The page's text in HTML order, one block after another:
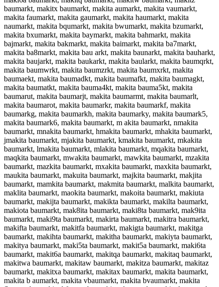
baumarkt, makitx baumarkt, makita aumarkt, makita vaumarkt,
makita faumarkt, makita gaumarkt, makita haumarkt, makita
naumarkt, makita bqumarkt, makita bwumarkt, makita bzumarkt,
makita bxumarkt, makita baymarkt, makita bahmarkt, makita
bajmarkt, makita bakmarkt, makita baimarkt, makita ba7markt,
makita ba8markt, makita bau arkt, makita baunarkt, makita bauharkt,
makita baujarkt, makita baukarkt, makita baularkt, makita baumqrkt,
makita baumwrkt, makita baumzrkt, makita baumxrkt, makita
baumaekt, makita baumadkt, makita baumafkt, makita baumagkt,
makita baumatkt, makita bauma4kt, makita bauma5kt, makita
baumarut, makita baumarjt, makita baumarmt, makita baumarlt,
makita baumarot, makita baumarkr, makita baumarkf, makita
baumarkg, makita baumarkh, makita baumarky, makita baumark5,
makita baumark6, makita baumarkt, m akita baumarkt, nmakita
baumarkt, mnakita baumarkt, hmakita baumarkt, mhakita baumarkt,
jmakita baumarkt, mjakita baumarkt, kmakita baumarkt, mkakita
baumarkt, lmakita baumarkt, mlakita baumarkt, mqakita baumarkt,
maqkita baumarkt, mwakita baumarkt, mawkita baumarkt, mzakita
baumarkt, mazkita baumarkt, mxakita baumarkt, maxkita baumarkt,
maukita baumarkt, makuita baumarkt, majkita baumarkt, makjita
baumarkt, mamkita baumarkt, makmita baumarkt, malkita baumarkt,
maklita baumarkt, maokita baumarkt, makoita baumarkt, makiuta
baumarkt, makijta baumarkt, makikta baumarkt, makilta baumarkt,
makiota baumarkt, mak8ita baumarkt, maki8ta baumarkt, mak9ita
baumarkt, maki9ta baumarkt, makirta baumarkt, makitra baumarkt,
makifta baumarkt, makitfa baumarkt, makigta baumarkt, makitga
baumarkt, makihta baumarkt, makitha baumarkt, makiyta baumarkt,
makitya baumarkt, maki5ta baumarkt, makit5a baumarkt, maki6ta
baumarkt, makit6a baumarkt, makitqa baumarkt, makitaq baumarkt,
makitwa baumarkt, makitaw baumarkt, makitza baumarkt, makitaz
baumarkt, makitxa baumarkt, makitax baumarkt, makita baumarkt,
makita b aumarkt, makita vbaumarkt, makita bvaumarkt, makita